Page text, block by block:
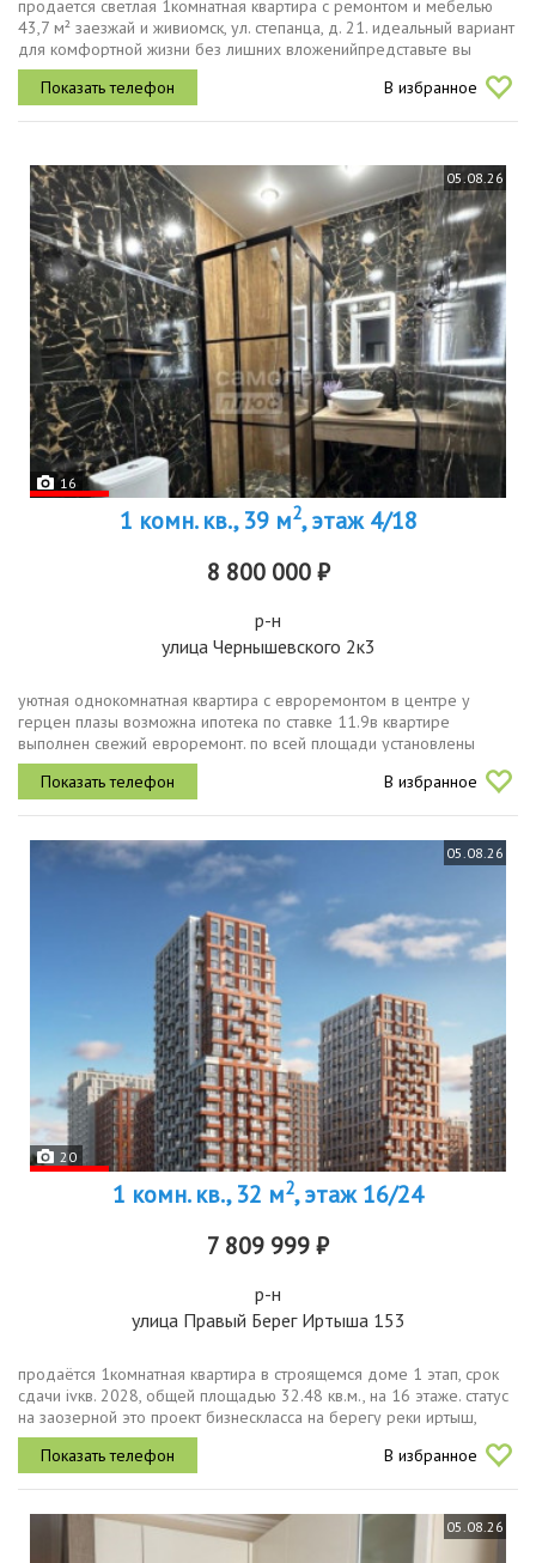
продается светлая 1комнатная квартира с ремонтом и мебелью
43,7 м² заезжай и живиомск, ул. степанца, д. 21. идеальный вариант
для комфортной жизни без лишних вложенийпредставьте вы
возвращаетесь домой после долгого дня, заходите в чистый
ухоженный...
В избранное
05.08.26
16
1 комн. кв., 39 м2, этаж 4/18
8 800 000 ₽
р-н
улица Чернышевского 2к3
уютная однокомнатная квартира с евроремонтом в центре у
герцен плазы возможна ипотека по ставке 11.9в квартире
выполнен свежий евроремонт. по всей площади установлены
натяжные потолки, межкомнатные двери и пластиковые окна. в
ванной комнате уложена...
В избранное
05.08.26
20
1 комн. кв., 32 м2, этаж 16/24
7 809 999 ₽
р-н
улица Правый Берег Иртыша 153
продаётся 1комнатная квартира в строящемся доме 1 этап, срок
сдачи ivкв. 2028, общей площадью 32.48 кв.м., на 16 этаже. статус
на заозерной это проект бизнескласса на берегу реки иртыш,
который формирует новую точку притяжения в омске.
уникальный...
В избранное
05.08.26